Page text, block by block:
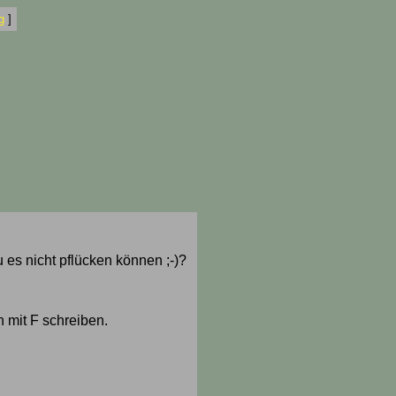
]
es nicht pflücken können ;-)?
mit F schreiben.